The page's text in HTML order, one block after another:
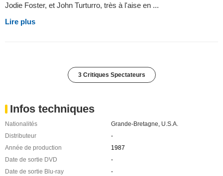
Jodie Foster, et John Turturro, très à l'aise en ...
Lire plus
3 Critiques Spectateurs
Infos techniques
Nationalités Grande-Bretagne U.S.A.
Distributeur
-
Année de production
1987
Date de sortie DVD
-
Date de sortie Blu-ray
-